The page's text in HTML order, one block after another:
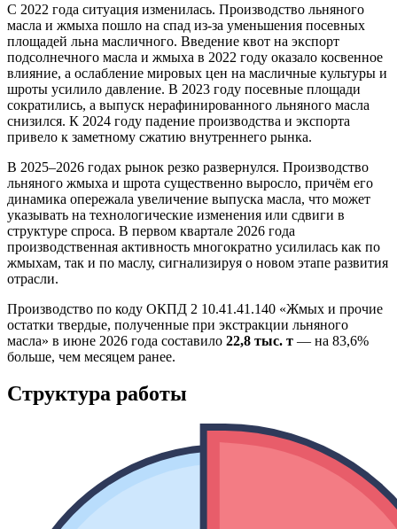
С 2022 года ситуация изменилась. Производство льняного
масла и жмыха пошло на спад из‑за уменьшения посевных
площадей льна масличного. Введение квот на экспорт
подсолнечного масла и жмыха в 2022 году оказало косвенное
влияние, а ослабление мировых цен на масличные культуры и
шроты усилило давление. В 2023 году посевные площади
сократились, а выпуск нерафинированного льняного масла
снизился. К 2024 году падение производства и экспорта
привело к заметному сжатию внутреннего рынка.
В 2025–2026 годах рынок резко развернулся. Производство
льняного жмыха и шрота существенно выросло, причём его
динамика опережала увеличение выпуска масла, что может
указывать на технологические изменения или сдвиги в
структуре спроса. В первом квартале 2026 года
производственная активность многократно усилилась как по
жмыхам, так и по маслу, сигнализируя о новом этапе развития
отрасли.
Производство по коду ОКПД 2 10.41.41.140 «Жмых и прочие
остатки твердые, полученные при экстракции льняного
масла» в июне 2026 года составило 22,8 тыс. т — на 83,6%
больше, чем месяцем ранее.
Структура работы